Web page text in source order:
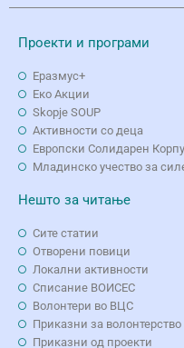
Проекти и програми
Еразмус+
Еко Aкции
Skopje SOUP
Активности со деца
Европски Солидарен
Младинско учество за
Нешто за читање
Сите статии
Отворени повици
Локални активности
Списание ВОИСЕС
Волонтери во ВЦС
Приказни за волонтерство
Приказни од проекти